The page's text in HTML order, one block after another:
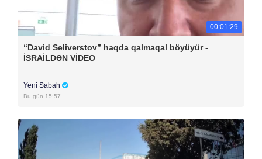
00:01:29
“David Seliverstov” haqda qalmaqal böyüyür -
İSRAİLDƏN VİDEO
Yeni Sabah
Bu gün 15:57